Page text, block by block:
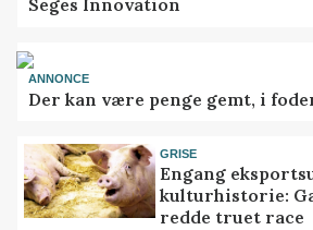
Seges Innovation
ANNONCE
Der kan være penge gemt, i
GRISE
Engang
kulturhistorie:
redde truet race